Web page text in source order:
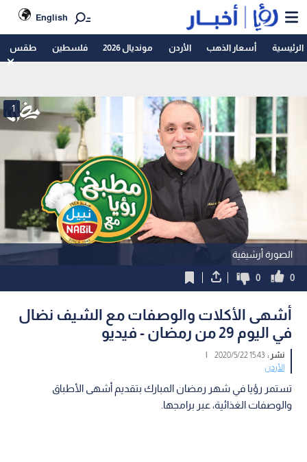
English
الرئيسية أسعار الذهب الأردن مونديال 2026 فلسطين طقس
الصورة أرشيفية
1
0
0
أشهى الأكلات والوصفات مع الشيف نضال
في اليوم 29 من رمضان - فيديو
نشر :15:43 2020/5/22
|
الأردن
تستمر رؤيا في شهر رمضان المبارك بتقديم أشهى الأطباق
والوصفات الغذائية، عبر برامجها.